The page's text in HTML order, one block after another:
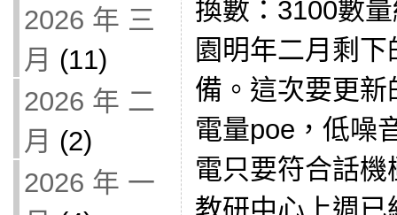
2026 年 三
月 (11)
2026 年 二
月 (2)
2026 年 一
換數：3100數
園明年二月剩
備。這次要更
電量poe，低噪
電只要符合話